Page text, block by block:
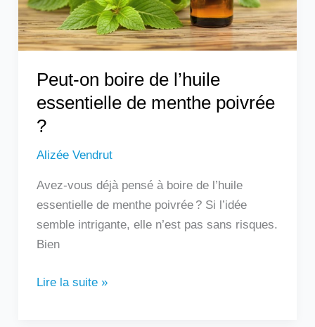
Peut-on boire de l’huile
essentielle de menthe poivrée
?
Alizée Vendrut
Avez-vous déjà pensé à boire de l’huile
essentielle de menthe poivrée ? Si l’idée
semble intrigante, elle n’est pas sans risques.
Bien
menthe
poivrée
?
Lire la suite »